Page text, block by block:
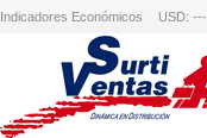
Indicadores Económicos USD: ---